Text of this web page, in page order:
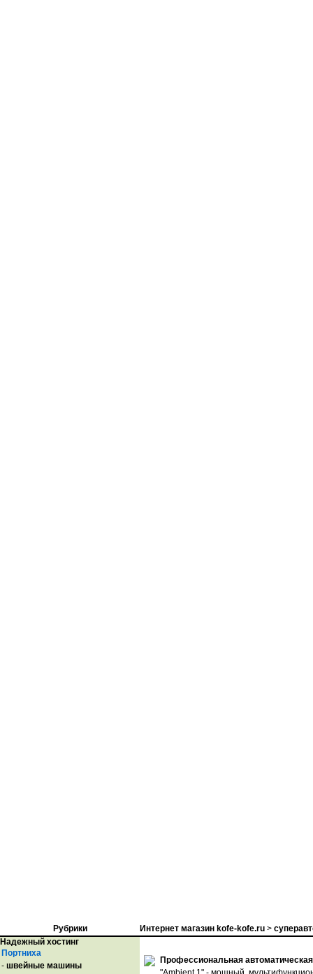
Рубрики
Надежный хостинг
Портниха
- швейные машины
Интернет магазин kofe-kofe.ru >
Профессиональная